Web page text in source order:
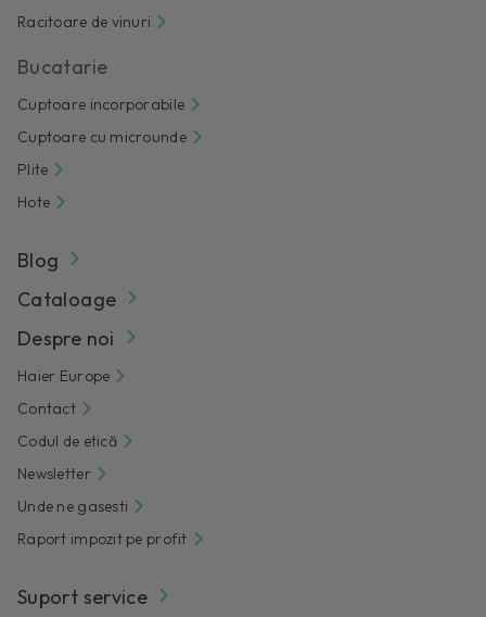
Racitoare de vinuri
Bucatarie
Cuptoare incorporabile
Cuptoare cu microunde
Plite
Hote
Blog
Cataloage
Despre noi
Haier Europe
Contact
Codul de etică
Newsletter
Unde ne gasesti
Raport impozit pe profit
Suport service